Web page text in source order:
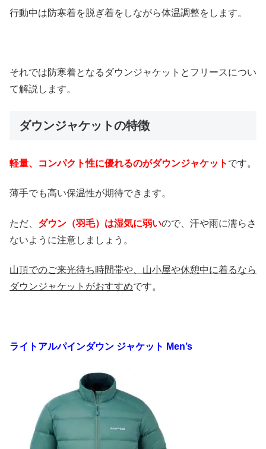
行動中は防寒着を脱ぎ着をしながら体温調整をします。
それでは防寒着となるダウンジャケットとフリースについ
て解説します。
ダウンジャケットの特徴
軽量、コンパクト性に優れるのがダウンジャケット です。
薄手でも高い保温性が期待できます。
ただ、 ダウン（羽毛）は湿気に弱いので、汗や雨に濡らさ
ないように注意しましょう。
山頂でのご来光待ち時間帯や、山小屋や休憩中に着るなら
ダウンジャケットがおすすめです。
ライトアルパインダウン ジャケット Men’s